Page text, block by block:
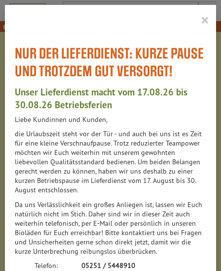
Produkt
×
NUR DER LIEFERDIENST: KURZE PAUSE
UND TROTZDEM GUT VERSORGT!
Unser Lieferdienst macht vom 17.08.26 bis
30.08.26 Betriebsferien
Liebe Kundinnen und Kunden,
die Urlaubszeit steht vor der Tür - und auch bei uns ist es Zeit
für eine kleine Verschnaufpause. Trotz reduzierter Teampower
möchten wir Euch weiterhin mit unserem gewohnten
liebevollen Qualitätsstandard bedienen. Um beiden Belangen
gerecht werden zu können, haben wir uns deshalb zu einer
kurzen Betriebspause im Lieferdienst vom 17. August bis 30.
August entschlossen.
Da uns Verlässlichkeit ein großes Anliegen ist, lassen wir Euch
natürlich nicht im Stich. Daher sind wir in dieser Zeit auch
weiterhin telefonisch, per E-Mail oder persönlich in unseren
Bioläden für Euch erreichbar! Bitte kontaktiert uns bei Fragen
und Unsicherheiten gerne schon direkt jetzt, damit wir die
kurze Unterbrechung reibungslos überbrücken.
Telefon: 05251 / 5448910
BABY & KIND 55 VON 6314
12
Hersteller Ernährung Allergene